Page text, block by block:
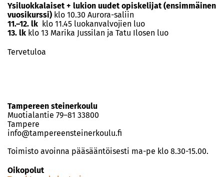
Ysiluokkalaiset + lukion uudet opiskelijat (ensimmäinen
vuosikurssi) klo 10.30 Aurora-saliin
11.–12. lk klo 11.45 luokanvalvojien luo
13. lk klo 13 Marika Jussilan ja Tatu Ilosen luo
Tervetuloa
Tampereen steinerkoulu
Muotialantie 79–81 33800
Tampere
info@tampereensteinerkoulu.fi
Toimisto avoinna pääsääntöisesti ma-pe klo 8.30-15.00.
Oikopolut